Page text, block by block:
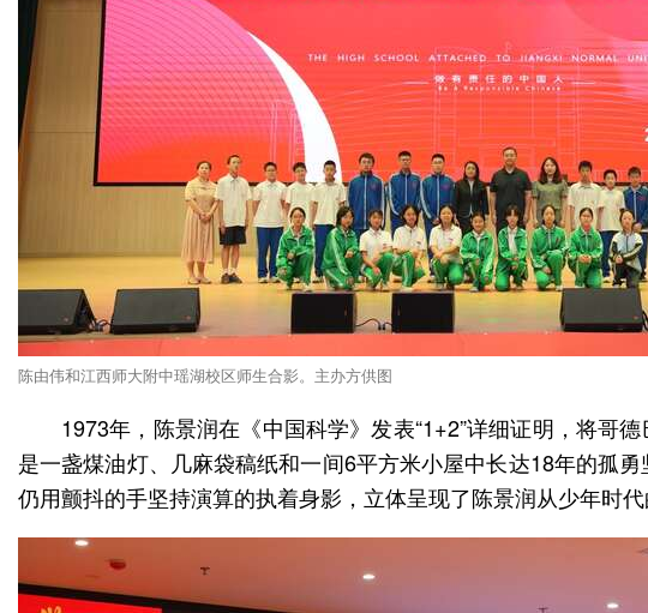
陈由伟和江西师大附中瑶湖校区师生合影。主办方供图
1973年，陈景润在《中国科学》发表“1+2”详细证明，将哥
是一盏煤油灯、几麻袋稿纸和一间6平方米小屋中长达18年的孤
仍用颤抖的手坚持演算的执着身影，立体呈现了陈景润从少年时